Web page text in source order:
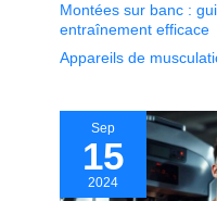
Montées sur banc :
entraînement efficace
Appareils de
Sep
15
2024